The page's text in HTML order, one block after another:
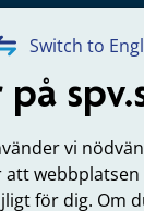
Switch to
vi
att webbplatsen
för dig. Om